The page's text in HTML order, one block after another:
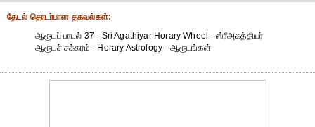
தேட‌ல் தொட‌ர்பான தகவ‌ல்க‌ள்:
ஆரூடப் பாடல் 37 - Sri Agathiyar Horary Wheel - ஸ்ரீஅகத்தியர்
ஆரூடச் சக்கரம் - Horary Astrology - ஆரூடங்கள்